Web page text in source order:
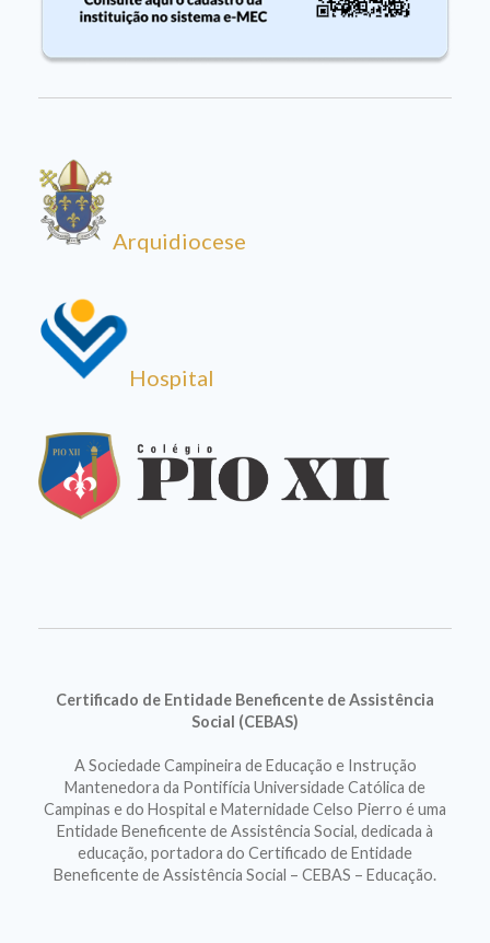
Arquidiocese
Hospital
Certificado de Entidade Beneficente de Assistência
Social (CEBAS)
A Sociedade Campineira de Educação e Instrução
Mantenedora da Pontifícia Universidade Católica de
Campinas e do Hospital e Maternidade Celso Pierro é uma
Entidade Beneficente de Assistência Social, dedicada à
educação, portadora do Certificado de Entidade
Beneficente de Assistência Social – CEBAS – Educação.